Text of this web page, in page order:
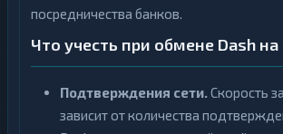
посредничества банков.
Что учесть при обмене Dash
Подтверждения сети.Скорость
зависит от количества